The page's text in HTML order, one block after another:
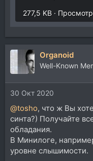
Organoid
Well-Known
30 Окт 2020
@tosho, что ж Вы
синта?) Получайте
обладания.
В Минилоге,
уровне слышимости.